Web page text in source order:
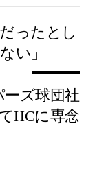
ったとし
い」
ーズ球団社
HCに専念